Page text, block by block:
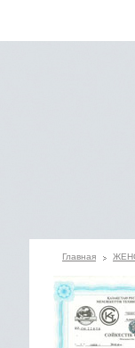
Главная